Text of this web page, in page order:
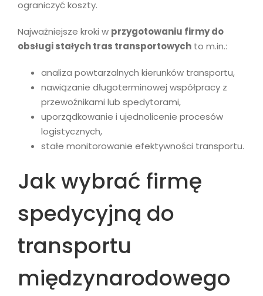
ograniczyć koszty.
Najważniejsze kroki w przygotowaniu firmy do
obsługi stałych tras transportowych to m.in.:
analiza powtarzalnych kierunków transportu,
nawiązanie długoterminowej współpracy z
przewoźnikami lub spedytorami,
uporządkowanie i ujednolicenie procesów
logistycznych,
stałe monitorowanie efektywności transportu.
Jak wybrać firmę
spedycyjną do
transportu
międzynarodowego